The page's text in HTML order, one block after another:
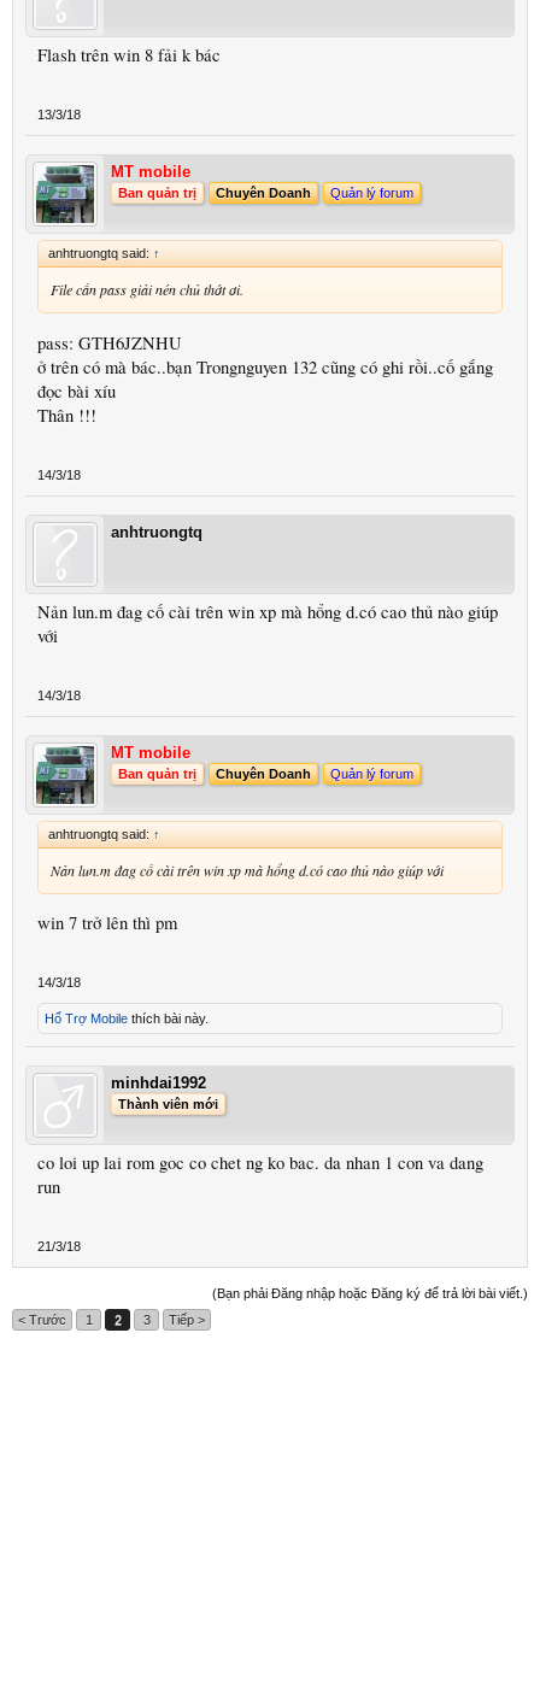
Flash trên win 8 fải k bác
13/3/18
MT mobile
Ban quản trị Chuyên Doanh Quản lý forum
anhtruongtq said: ↑
File cần pass giải nén chủ thớt ơi.
pass: GTH6JZNHU
ở trên có mà bác..bạn Trongnguyen 132 cũng có ghi rồi..cố gắng
đọc bài xíu
Thân !!!
14/3/18
anhtruongtq
Nản lun.m đag cố cài trên win xp mà hổng d.có cao thủ nào giúp
với
14/3/18
MT mobile
Ban quản trị Chuyên Doanh Quản lý forum
anhtruongtq said: ↑
Nản lun.m đag cố cài trên win xp mà hổng d.có cao thủ nào giúp với
win 7 trở lên thì pm
14/3/18
Hổ Trợ Mobile thích bài này.
minhdai1992
Thành viên mới
co loi up lai rom goc co chet ng ko bac. da nhan 1 con va dang
run
21/3/18
(Bạn phải Đăng nhập hoặc Đăng ký để trả lời bài viết.)
< Trước
1 2 3 Tiếp >